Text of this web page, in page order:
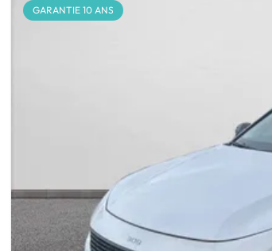
GARANTIE 10 ANS